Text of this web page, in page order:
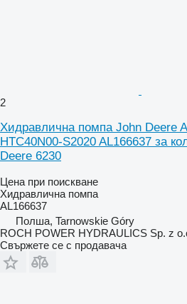
2
Хидравлична помпа John Deere
HTC40N00-S2020 AL166637 за
Deere 6230
Цена при поискване
Хидравлична помпа
AL166637
Полша, Tarnowskie Góry
ROCH POWER HYDRAULICS Sp. z
Свържете се с продавача